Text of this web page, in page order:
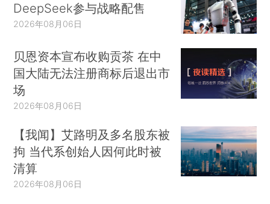
DeepSeek参与战略配售
2026年08月06日
贝恩资本宣布收购贡茶 在中
国大陆无法注册商标后退出市
场
2026年08月06日
【我闻】艾路明及多名股东被
拘 当代系创始人因何此时被
清算
2026年08月06日